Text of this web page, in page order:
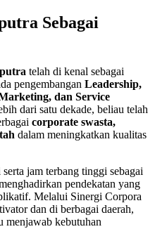
Sebagai
telah di kenal sebagai
pengembangan Leadership,
dan Service
dari satu dekade, beliau telah
corporate swasta,
dalam meningkatkan kualitas
jam terbang tinggi sebagai
pendekatan yang
Melalui Sinergi Corpora
dan di berbagai daerah,
menjawab kebutuhan